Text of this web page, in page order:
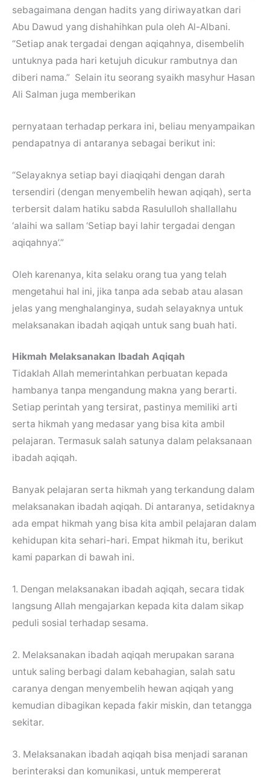
sebagaimana dengan hadits yang diriwayatkan dari
Abu Dawud yang dishahihkan pula oleh Al-Albani.
“Setiap anak tergadai dengan aqiqahnya, disembelih
untuknya pada hari ketujuh dicukur rambutnya dan
diberi nama.” Selain itu seorang syaikh masyhur Hasan
Ali Salman juga memberikan
pernyataan terhadap perkara ini, beliau menyampaikan
pendapatnya di antaranya sebagai berikut ini:
“Selayaknya setiap bayi diaqiqahi dengan darah
tersendiri (dengan menyembelih hewan aqiqah), serta
terbersit dalam hatiku sabda Rasululloh shallallahu
‘alaihi wa sallam ‘Setiap bayi lahir tergadai dengan
aqiqahnya’.”
Oleh karenanya, kita selaku orang tua yang telah
mengetahui hal ini, jika tanpa ada sebab atau alasan
jelas yang menghalanginya, sudah selayaknya untuk
melaksanakan ibadah aqiqah untuk sang buah hati.
Hikmah Melaksanakan Ibadah Aqiqah
Tidaklah Allah memerintahkan perbuatan kepada
hambanya tanpa mengandung makna yang berarti.
Setiap perintah yang tersirat, pastinya memiliki arti
serta hikmah yang medasar yang bisa kita ambil
pelajaran. Termasuk salah satunya dalam pelaksanaan
ibadah aqiqah.
Banyak pelajaran serta hikmah yang terkandung dalam
melaksanakan ibadah aqiqah. Di antaranya, setidaknya
ada empat hikmah yang bisa kita ambil pelajaran dalam
kehidupan kita sehari-hari. Empat hikmah itu, berikut
kami paparkan di bawah ini.
1. Dengan melaksanakan ibadah aqiqah, secara tidak
langsung Allah mengajarkan kepada kita dalam sikap
peduli sosial terhadap sesama.
2. Melaksanakan ibadah aqiqah merupakan sarana
untuk saling berbagi dalam kebahagian, salah satu
caranya dengan menyembelih hewan aqiqah yang
kemudian dibagikan kepada fakir miskin, dan tetangga
sekitar.
3. Melaksanakan ibadah aqiqah bisa menjadi saranan
berinteraksi dan komunikasi, untuk mempererat